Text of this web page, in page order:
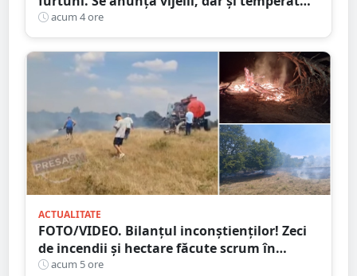
ridicate. Avertizarea ANM
acum 4 ore
ACTUALITATE
FOTO/VIDEO. Bilanțul inconștienților! Zeci
de incendii și hectare făcute scrum în
județul Satu Mare
acum 5 ore